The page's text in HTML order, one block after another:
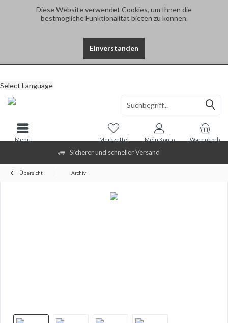
Diese Website verwendet Cookies, um Ihnen die
bestmögliche Funktionalität bieten zu können.
Einverstanden
Sicherer und schneller Versand
Select Language
Warenkorb
Merkzettel Mein Konto
Menü
Übersicht Archiv